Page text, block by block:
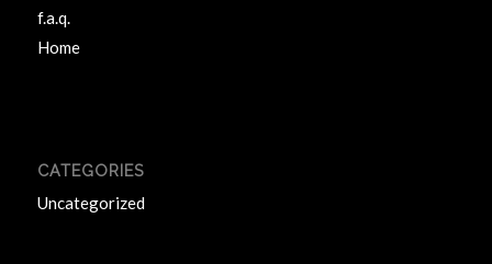
f.a.q.
Home
CATEGORIES
Uncategorized